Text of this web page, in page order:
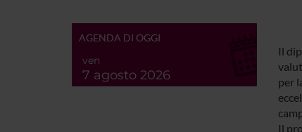
AGENDA DI OGGI
ven
7 agosto 2026
Il
per
Il